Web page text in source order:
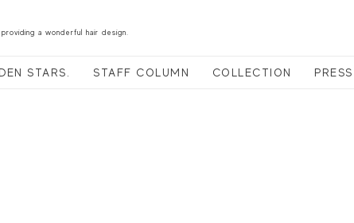
a wonderful hair design.
STARS. STAFF COLUMN COLLECTION PRESS